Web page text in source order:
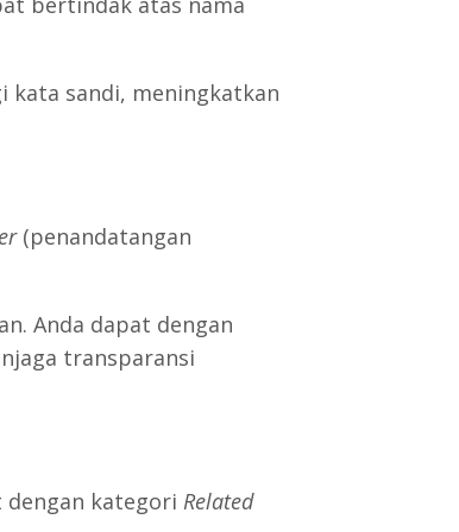
kata sandi, meningkatkan
(penandatangan
Anda dapat dengan
transparansi
dengan kategoriRelated